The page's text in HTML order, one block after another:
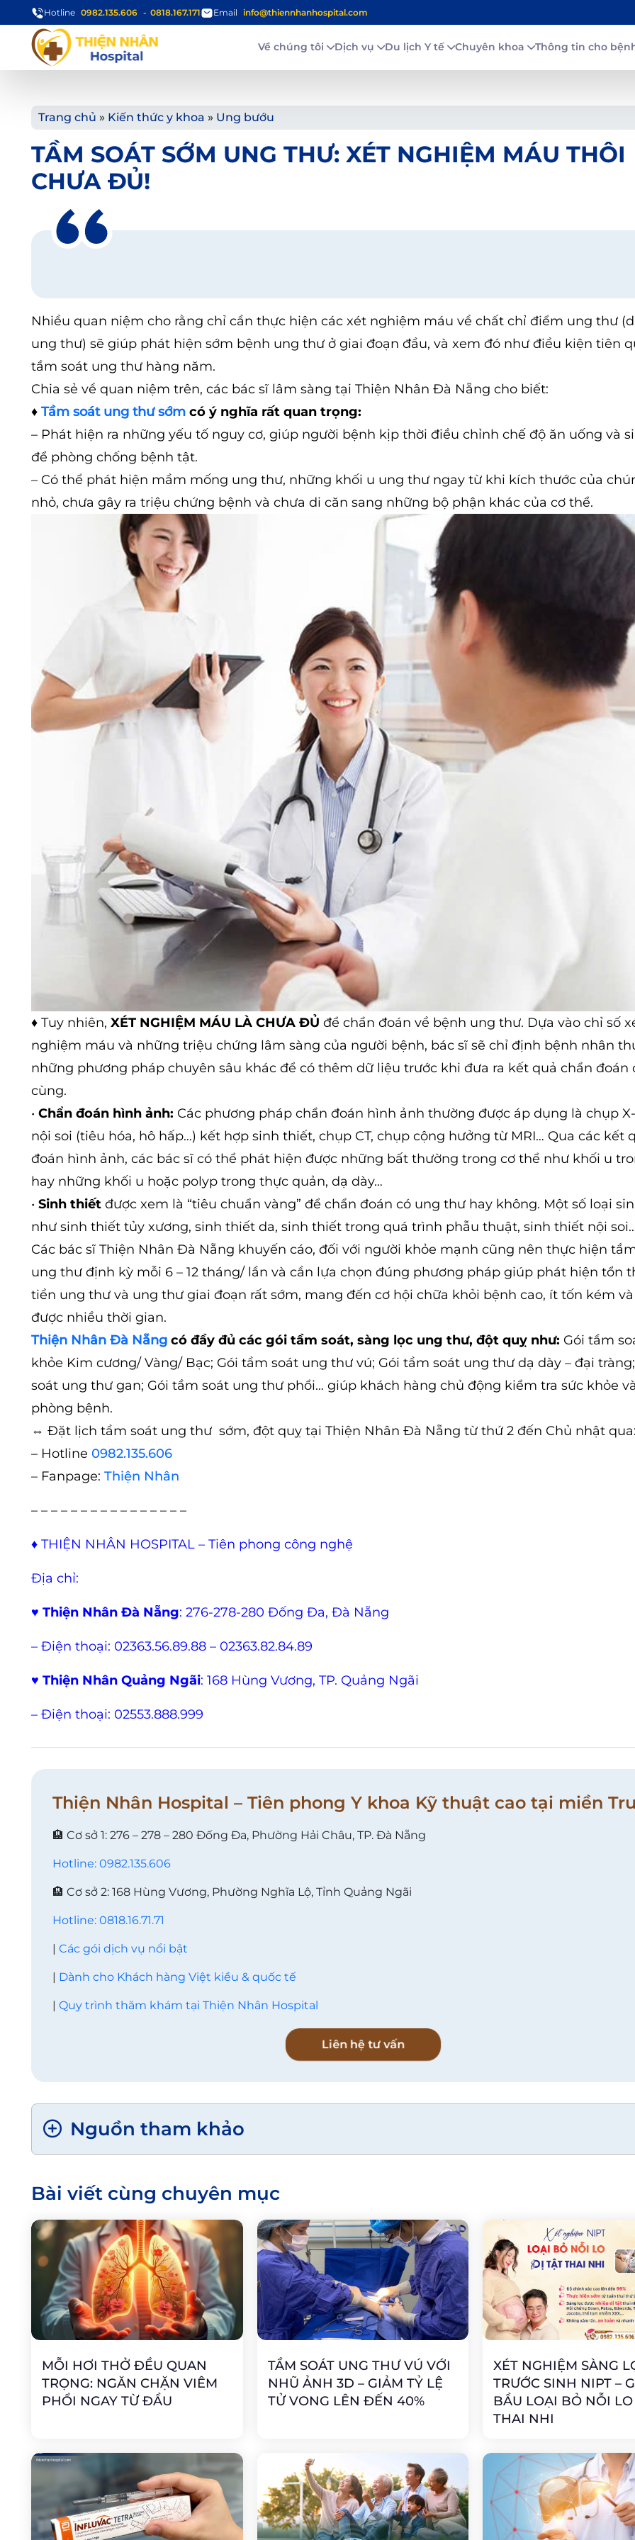
Hotline 0982.135.606 0818.167.171 Email info@thiennhanhospital.com
Về chúng tôi Dịch vụ Du lịch Y tế Chuyên khoa Thông tin cho
Trang chủ » Kiến thức y khoa » Ung bướu
TẦM SOÁT SỚM UNG THƯ: XÉT NGHIỆM MÁU THÔI
CHƯA ĐỦ!
Nhiều quan niệm cho rằng chỉ cần thực hiện các xét nghiệm máu về chất chỉ điểm ung thư
ung thư) sẽ giúp phát hiện sớm bệnh ung thư ở giai đoạn đầu, và xem đó như điều kiện tiên
tầm soát ung thư hàng năm.
Chia sẻ về quan niệm trên, các bác sĩ lâm sàng tại Thiện Nhân Đà Nẵng cho biết:
♦ Tầm soát ung thư sớm có ý nghĩa rất quan trọng:
– Phát hiện ra những yếu tố nguy cơ, giúp người bệnh kịp thời điều chỉnh chế độ ăn uống và
để phòng chống bệnh tật.
– Có thể phát hiện mầm mống ung thư, những khối u ung thư ngay từ khi kích thước của
nhỏ, chưa gây ra triệu chứng bệnh và chưa di căn sang những bộ phận khác của cơ thể.
♦ Tuy nhiên, XÉT NGHIỆM MÁU LÀ CHƯA ĐỦ để chẩn đoán về bệnh ung thư. Dựa vào chỉ số
nghiệm máu và những triệu chứng lâm sàng của người bệnh, bác sĩ sẽ chỉ định bệnh nhân
những phương pháp chuyên sâu khác để có thêm dữ liệu trước khi đưa ra kết quả chẩn đoán
cùng.
• Chẩn đoán hình ảnh: Các phương pháp chẩn đoán hình ảnh thường được áp dụng là chụp
nội soi (tiêu hóa, hô hấp…) kết hợp sinh thiết, chụp CT, chụp cộng hưởng từ MRI… Qua các kết
đoán hình ảnh, các bác sĩ có thể phát hiện được những bất thường trong cơ thể như khối u
hay những khối u hoặc polyp trong thực quản, dạ dày…
• Sinh thiết được xem là “tiêu chuẩn vàng” để chẩn đoán có ung thư hay không. Một số loại
như sinh thiết tủy xương, sinh thiết da, sinh thiết trong quá trình phẫu thuật, sinh thiết nội
Các bác sĩ Thiện Nhân Đà Nẵng khuyến cáo, đối với người khỏe mạnh cũng nên thực hiện
ung thư định kỳ mỗi 6 – 12 tháng/ lần và cần lựa chọn đúng phương pháp giúp phát hiện tổn
tiền ung thư và ung thư giai đoạn rất sớm, mang đến cơ hội chữa khỏi bệnh cao, ít tốn kém
được nhiều thời gian.
Thiện Nhân Đà Nẵng có đầy đủ các gói tầm soát, sàng lọc ung thư, đột quỵ như: Gói tầm
khỏe Kim cương/ Vàng/ Bạc; Gói tầm soát ung thư vú; Gói tầm soát ung thư dạ dày – đại
soát ung thư gan; Gói tầm soát ung thư phổi… giúp khách hàng chủ động kiểm tra sức khỏe
phòng bệnh.
⇔ Đặt lịch tầm soát ung thư sớm, đột quỵ tại Thiện Nhân Đà Nẵng từ thứ 2 đến Chủ nhật
– Hotline 0982.135.606
– Fanpage: Thiện Nhân
– – – – – – – – – – – – – – – –
♦ THIỆN NHÂN HOSPITAL – Tiên phong công nghệ
Địa chỉ:
♥ Thiện Nhân Đà Nẵng: 276-278-280 Đống Đa, Đà Nẵng
– Điện thoại: 02363.56.89.88 – 02363.82.84.89
♥ Thiện Nhân Quảng Ngãi: 168 Hùng Vương, TP. Quảng Ngãi
– Điện thoại: 02553.888.999
Thiện Nhân Hospital – Tiên phong Y khoa Kỹ thuật cao tại miền
🏨 Cơ sở 1: 276 – 278 – 280 Đống Đa, Phường Hải Châu, TP. Đà Nẵng
Hotline: 0982.135.606
🏨 Cơ sở 2: 168 Hùng Vương, Phường Nghĩa Lộ, Tỉnh Quảng Ngãi
Hotline: 0818.16.71.71
| Các gói dịch vụ nổi bật
| Dành cho Khách hàng Việt kiều & quốc tế
| Quy trình thăm khám tại Thiện Nhân Hospital
Liên hệ tư vấn
Nguồn tham khảo
Bài viết cùng chuyên mục
MỖI HƠI THỞ ĐỀU QUAN
TRỌNG: NGĂN CHẶN VIÊM
PHỔI NGAY TỪ ĐẦU
TẦM SOÁT UNG THƯ VÚ VỚI
NHŨ ẢNH 3D – GIẢM TỶ LỆ
TỬ VONG LÊN ĐẾN 40%
XÉT NGHIỆM SÀNG
TRƯỚC SINH NIPT –
BẦU LOẠI BỎ NỖI LO
THAI NHI